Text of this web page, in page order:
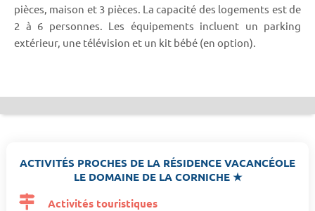
pièces, maison et 3 pièces. La capacité des logements est de
2 à 6 personnes. Les équipements incluent un parking
extérieur, une télévision et un kit bébé (en option).
ACTIVITÉS PROCHES DE LA RÉSIDENCE VACANCÉOLE
LE DOMAINE DE LA CORNICHE ★
Activités touristiques